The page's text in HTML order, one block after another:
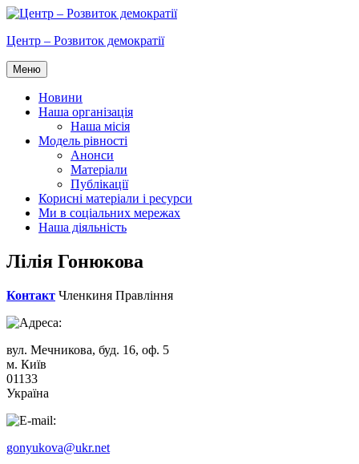
Перейти
вмісту
Центр – Розвиток демократії
Меню
Новини
Наша організація
Наша місія
Модель рівності
Анонси
Матеріали
Публікації
Корисні матеріали і ресурси
Ми в соціальних мережах
Наша діяльність
Лілія Гонюкова
Контакт Членкиня Правління
вул. Мечникова, буд. 16, оф. 5
м. Київ
01133
Україна
gonyukova@ukr.net